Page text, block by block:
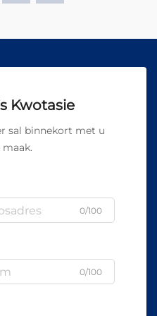
Kwotasie
sal binnekort met u
0/100
0/100